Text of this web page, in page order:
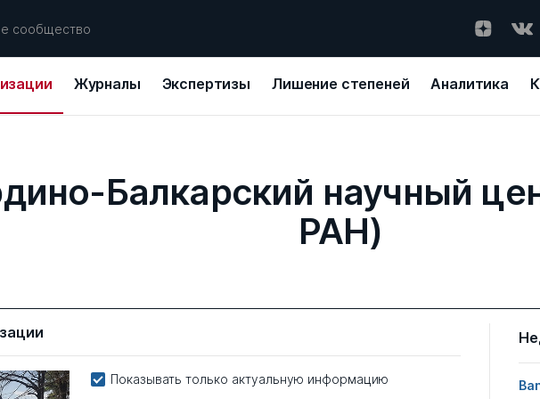
сообщество
Журналы Экспертизы Лишение степеней Аналитика
Балкарский научный
РАН)
Показывать только актуальную информацию